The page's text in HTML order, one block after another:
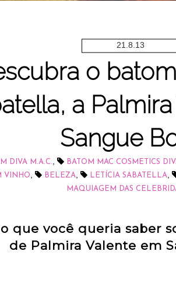
21.8.13
o
a
Sangue
DIVA M.A.C. BATOM MAC COSMETICS
VINHO BELEZA LETÍCIA SABATELLA
MAQUIAGEM DAS
que você queria saber
de Palmira Valente em